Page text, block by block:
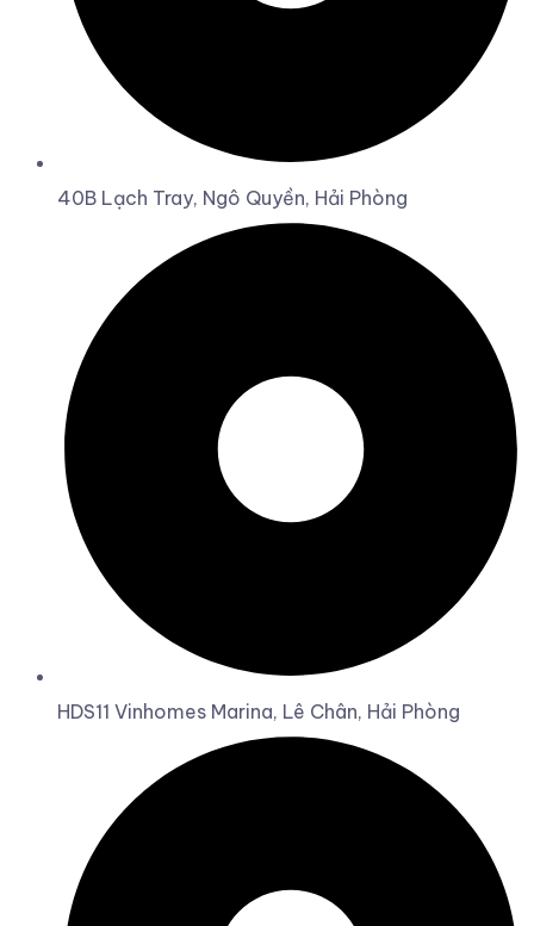
40B Lạch Tray, Ngô Quyền, Hải Phòng
HDS11 Vinhomes Marina, Lê Chân, Hải Phòng